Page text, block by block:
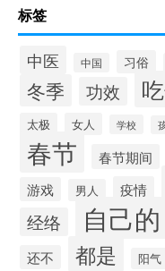
标签
中医 中国 习俗
冬季 功效
太极 女人 学校
春节 春节期间
游戏 男人 疫情
经络 自己的
还不 都是 阳气